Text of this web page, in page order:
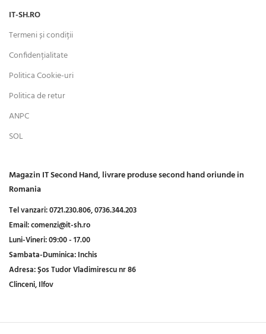
IT-SH.RO
Termeni și condiții
Confidențialitate
Politica Cookie-uri
Politica de retur
ANPC
SOL
Magazin IT Second Hand, livrare produse second hand oriunde in
Romania
Tel vanzari:0721.230.806,0736.344.203
Email:comenzi@it-sh.ro
Luni-Vineri:09:00 - 17.00
Sambata-Duminica:Inchis
Adresa:Șos Tudor Vladimirescu nr 86
Clinceni, Ilfov